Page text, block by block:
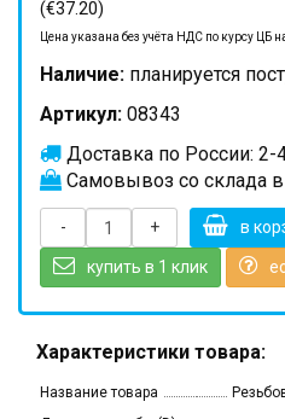
(€37.20)
Цена указана без учёта НДС по курсу ЦБ
Наличие: планируется
Артикул: 08343
Доставка по России: 2-
Самовывоз со склада
- + в
купить в 1 клик
Характеристики товара:
Название товара